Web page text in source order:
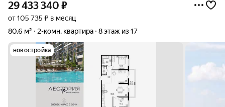
29 433 340 ₽
от 105 735 ₽ в месяц
80,6 м²
2-комн. квартира 8 этаж из 17
новостройка